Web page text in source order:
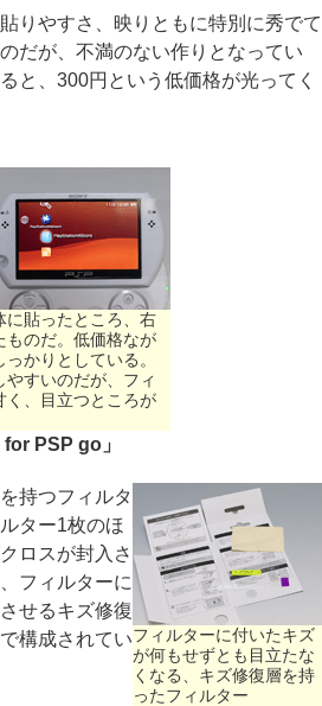
りやすさ、映りともに特別に秀でて
だが、不満のない作りとなってい
と、300円という低価格が光ってく
に貼ったところ、右
ものだ。低価格なが
かりとしている。
すいのだが、フィ
く、目立つところが
PSP go」
フィルターに付いたキズ
が何もせずとも目立たな
くなる、キズ修復層を持
ったフィルター
持つフィルタ
ター1枚のほ
ロスが封入さ
フィルターに
せるキズ修復
構成されてい